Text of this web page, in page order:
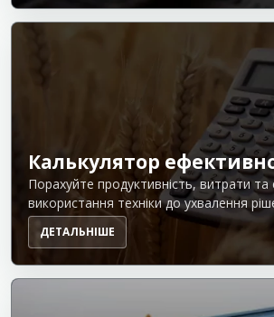
Калькулятор
Порахуйте продуктивність, витрати та
використання техніки до ухвалення
ДЕТАЛЬНІШЕ